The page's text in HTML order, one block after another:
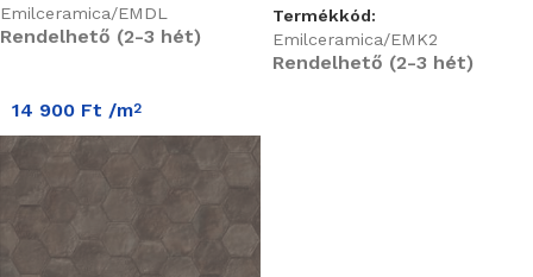
Emilceramica/EMDL
Rendelhető (2-3 hét)
Termékkód:
Emilceramica/EMK2
Rendelhető (2-3 hét)
14 900 Ft /m2